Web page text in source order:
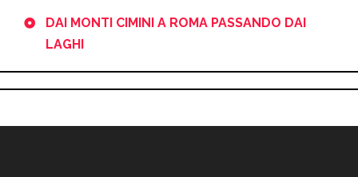
DAI MONTI CIMINI A ROMA PASSANDO DAI
LAGHI